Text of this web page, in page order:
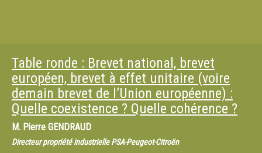
Table ronde : Brevet national, brevet
européen, brevet à effet unitaire (voire
demain brevet de l’Union européenne) :
Quelle coexistence ? Quelle cohérence ?
M. Pierre GENDRAUD
Directeur propriété industrielle PSA-Peugeot-Citroën